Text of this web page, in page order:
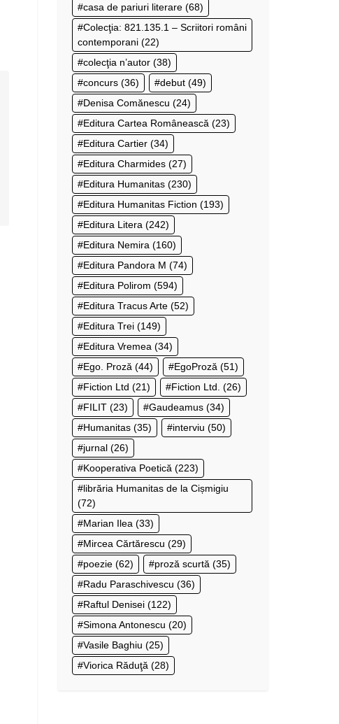
casa de pariuri literare (68)
Colecţia: 821.135.1 – Scriitori români
contemporani (22)
colecţia n’autor (38)
concurs (36) debut (49)
Denisa Comănescu (24)
Editura Cartea Românească (23)
Editura Cartier (34)
Editura Charmides (27)
Editura Humanitas (230)
Editura Humanitas Fiction (193)
Editura Litera (242)
Editura Nemira (160)
Editura Pandora M (74)
Editura Polirom (594)
Editura Tracus Arte (52)
Editura Trei (149)
Editura Vremea (34)
Ego. Proză (44) EgoProză (51)
Fiction Ltd (21) Fiction Ltd. (26)
FILIT (23) Gaudeamus (34)
Humanitas (35) interviu (50)
jurnal (26)
Kooperativa Poetică (223)
librăria Humanitas de la Cișmigiu
(72)
Marian Ilea (33)
Mircea Cărtărescu (29)
poezie (62) proză scurtă (35)
Radu Paraschivescu (36)
Raftul Denisei (122)
Simona Antonescu (20)
Vasile Baghiu (25)
Viorica Răduţă (28)